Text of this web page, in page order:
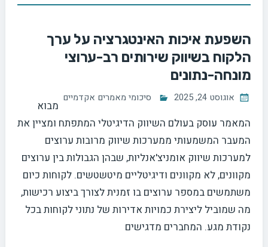
השפעת איכות האינטגרציה על ערך
הלקוח בשיווק שירותים רב-ערוצי
מונחה-נתונים
אוגוסט 24, 2025 סיכומי מאמרים אקדמיים
מבוא
המאמר עוסק בעולם השיווק הדיגיטלי המתפתח ומציין את
המעבר המשמעותי ממערכות שיווק מרובות ערוצים
למערכות שיווק אומניצ'אנליות, שבהן הגבולות בין ערוצים
מקוונים, לא מקוונים ודיגיטליים מיטשטשים. לקוחות כיום
משתמשים במספר ערוצים בו זמנית לצורך ביצוע רכישות,
מה שמוביל ליצירת כמויות אדירות של נתוני לקוחות בכל
נקודת מגע. המחברים מדגישים